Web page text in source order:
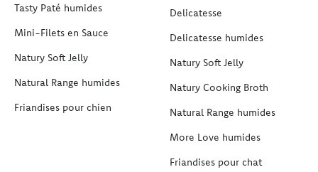
Tasty Paté humides
Mini-Filets en Sauce
Natury Soft Jelly
Natural Range humides
Friandises pour chien
Delicatesse
Delicatesse humides
Natury Soft Jelly
Natury Cooking Broth
Natural Range humides
More Love humides
Friandises pour chat